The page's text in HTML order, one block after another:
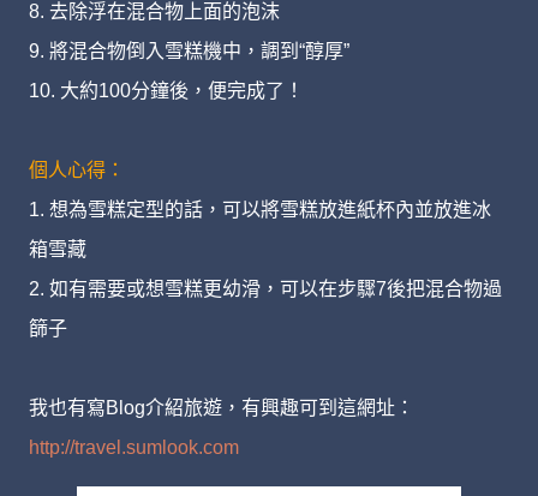
8. 去除浮在混合物上面的泡沫
9. 將混合物倒入雪糕機中，調到“醇厚”
10. 大約100分鐘後，便完成了！
個人心得：
1. 想為雪糕定型的話，可以將雪糕放進紙杯內並放進冰
箱雪藏
2. 如有需要或想雪糕更幼滑，可以在步驟7後把混合物過
篩子
我也有寫Blog介紹旅遊，有興趣可到這網址：
http://travel.sumlook.com